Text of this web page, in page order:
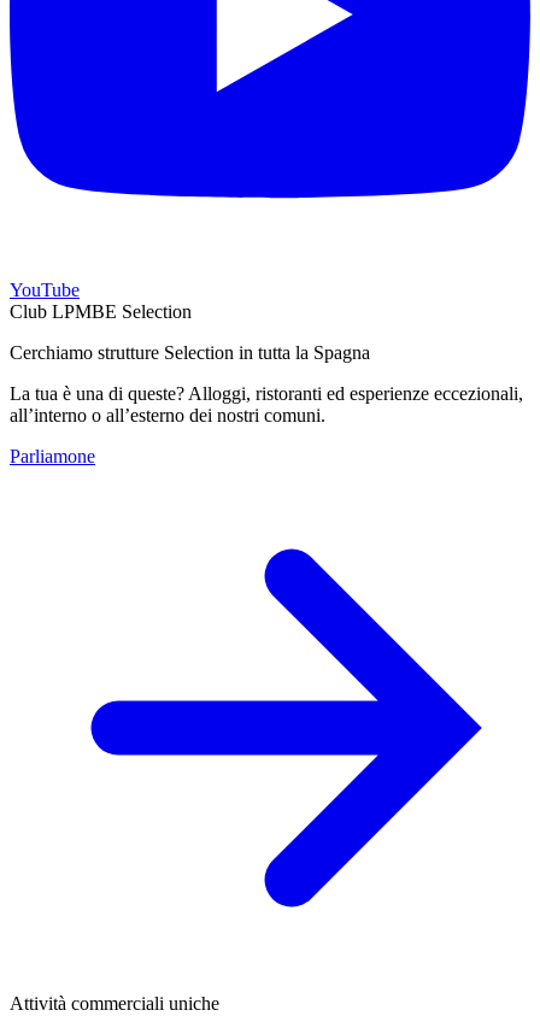
YouTube
Club LPMBE Selection
Cerchiamo strutture Selection in tutta la Spagna
La tua è una di queste? Alloggi, ristoranti ed esperienze eccezionali,
all’interno o all’esterno dei nostri comuni.
Parliamone
Attività commerciali uniche